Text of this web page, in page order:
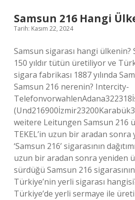
Samsun 216 Hangi
Tarih: Kasım 22, 2024
Samsun sigarası hangi ülkenin?
150 yıldır tütün üretiliyor ve
sigara fabrikası 1887 yılında
Samsun 216 nerenin? Intercity-
weitere Leitungen Samsun 216
TEKEL’in uzun bir aradan
‘Samsun 216’ sigarasının
uzun bir aradan sonra yeniden
sürdüğü Samsun 216 sigarasının
Türkiye’nin yerli sigarası
Türkiye’de yerli sermaye ile